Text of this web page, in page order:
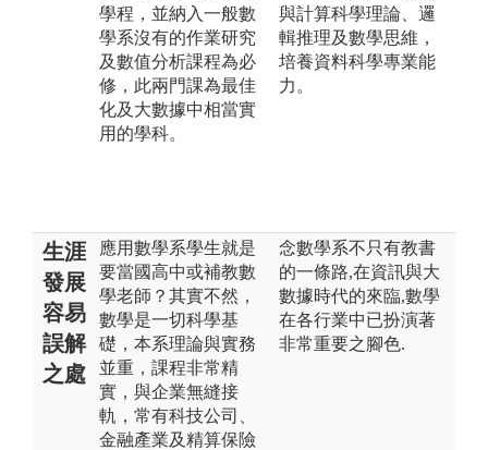
學程，並納入一般數
學系沒有的作業研究
及數值分析課程為必
修，此兩門課為最佳
化及大數據中相當實
用的學科。
與計算科學理論、邏
輯推理及數學思維，
培養資料科學專業能
力。
生涯
發展
容易
誤解
之處
應用數學系學生就是
要當國高中或補教數
學老師？其實不然，
數學是一切科學基
礎，本系理論與實務
並重，課程非常精
實，與企業無縫接
軌，常有科技公司、
金融產業及精算保險
念數學系不只有教書
的一條路,在資訊與大
數據時代的來臨,數學
在各行業中已扮演著
非常重要之腳色.